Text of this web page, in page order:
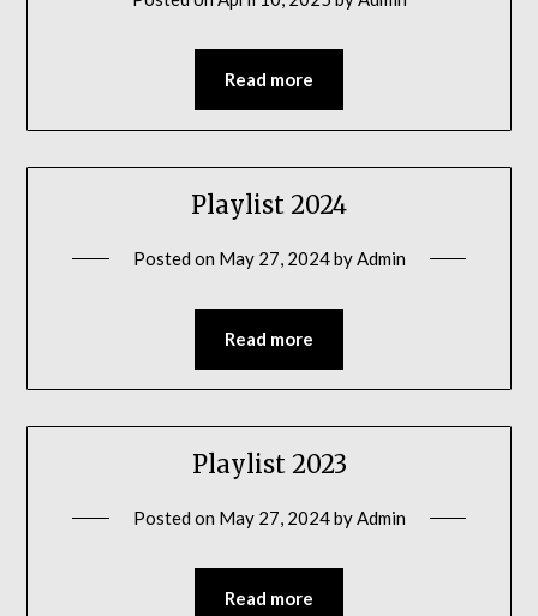
Read more
Playlist 2024
Posted on May 27, 2024byAdmin
Read more
Playlist 2023
Posted on May 27, 2024byAdmin
Read more